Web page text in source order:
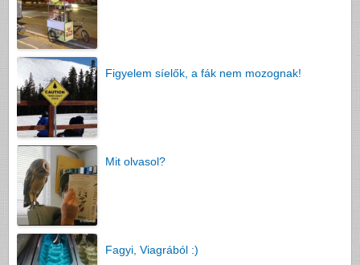
Figyelem síelők, a fák nem mozognak!
Mit olvasol?
Fagyi, Viagrából :)